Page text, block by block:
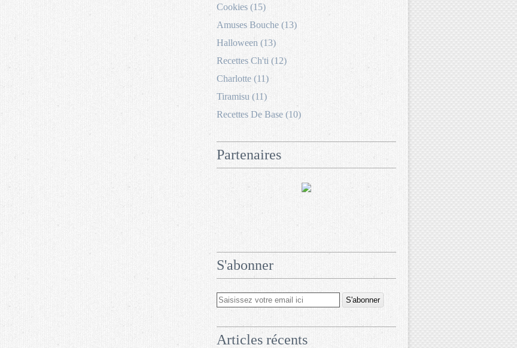
Cookies (15)
Amuses Bouche (13)
Halloween (13)
Recettes Ch'ti (12)
Charlotte (11)
Tiramisu (11)
Recettes De Base (10)
Partenaires
S'abonner
Articles récents